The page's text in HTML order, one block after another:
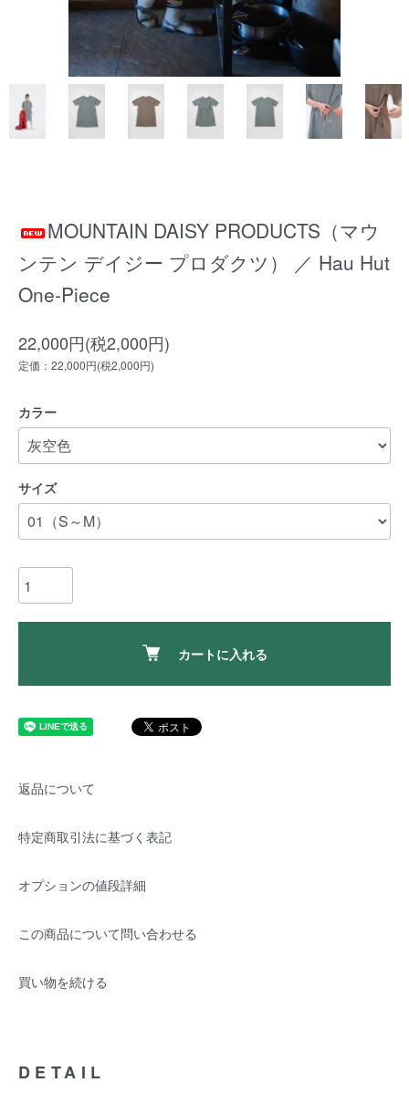
MOUNTAIN DAISY PRODUCTS（マウ
ンテン デイジー プロダクツ） ／ Hau Hut
One-Piece
22,000円(税2,000円)
定価：22,000円(税2,000円)
カラー
サイズ
カートに入れる
返品について
特定商取引法に基づく表記
オプションの値段詳細
この商品について問い合わせる
買い物を続ける
DETAIL